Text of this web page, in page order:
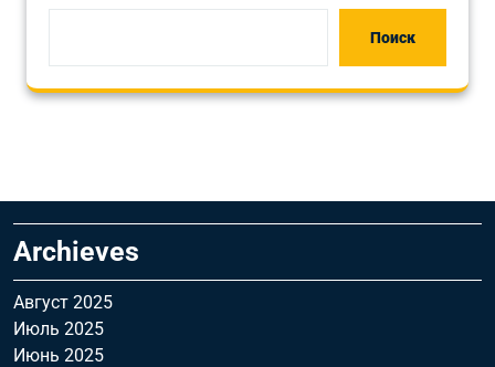
Поиск
Archieves
Август 2025
Июль 2025
Июнь 2025